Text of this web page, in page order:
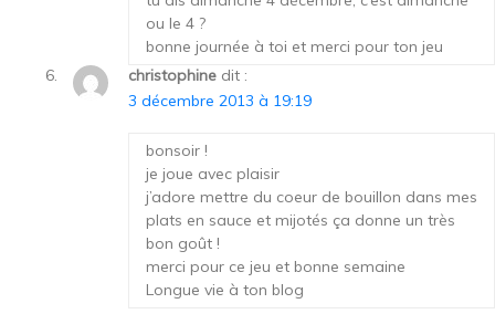
ou le 4 ?
bonne journée à toi et merci pour ton jeu
christophine dit :
3 décembre 2013 à 19:19
bonsoir !
je joue avec plaisir
j’adore mettre du coeur de bouillon dans mes
plats en sauce et mijotés ça donne un très
bon goût !
merci pour ce jeu et bonne semaine
Longue vie à ton blog